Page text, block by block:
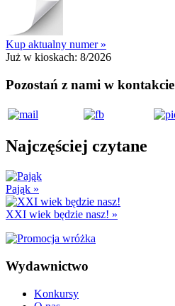
Kup aktualny numer »
Już w kioskach: 8/2026
Pozostań z nami w kontakcie
Najczęściej czytane
Pająk »
XXI wiek będzie nasz! »
Wydawnictwo
Konkursy